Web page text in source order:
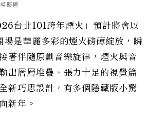
擬圖
台北101跨年煙火」預計將會以
場是華麗多彩的煙火磅礡綻放，瞬
著伴隨原創音樂旋律，煙火與音
出層層堆疊、張力十足的視覺篇
新巧思設計，有多個隱藏版小驚
新年。